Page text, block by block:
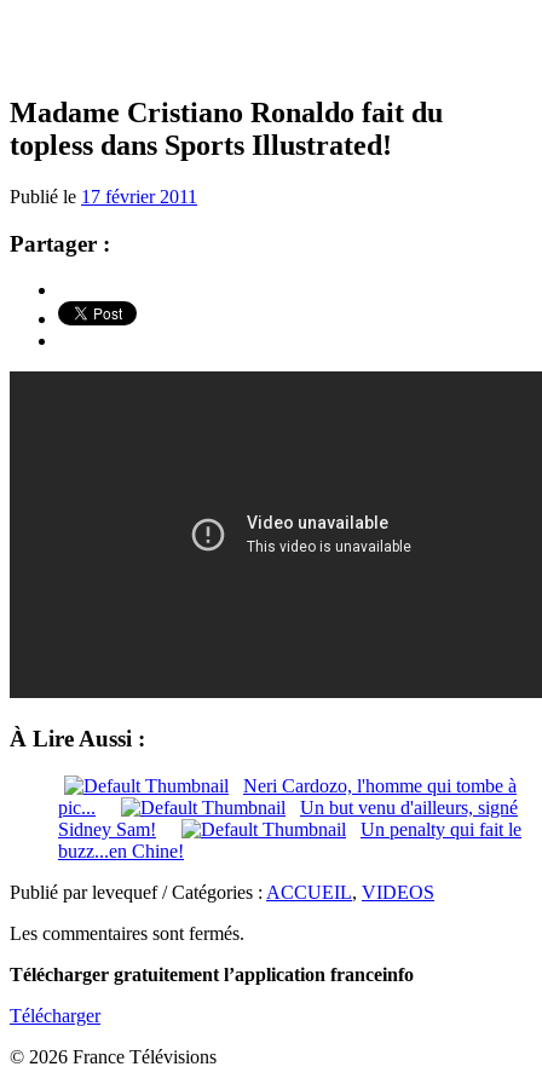
Madame Cristiano Ronaldo fait du
topless dans Sports Illustrated!
Publié le 17 février 2011
Partager :
À Lire Aussi :
Neri Cardozo, l'homme qui tombe à
pic...
Un but venu d'ailleurs, signé
Sidney Sam!
Un penalty qui fait le
buzz...en Chine!
Publié par levequef / Catégories : ACCUEIL, VIDEOS
Les commentaires sont fermés.
Télécharger gratuitement l’application franceinfo
Télécharger
© 2026 France Télévisions